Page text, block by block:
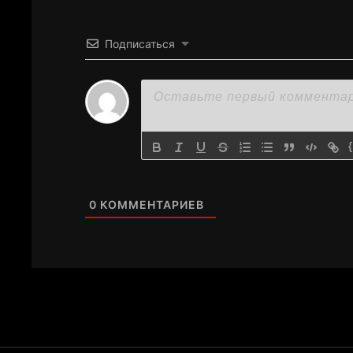
Подписаться
0 КОММЕНТАРИЕВ